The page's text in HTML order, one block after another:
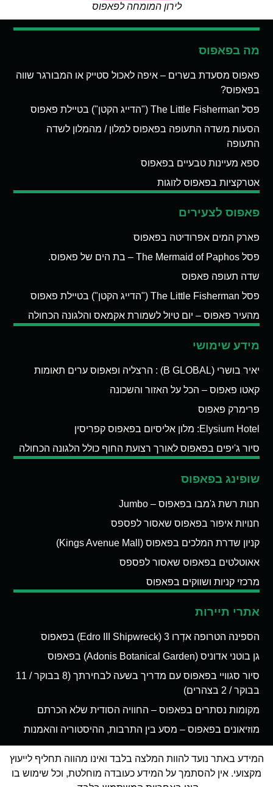
לירון המומחה לפאפוס
מה בפאפוס
פאפוס מסעדת בשרים – איפה לאכול סטייק או המבורגר שווה
בפאפוס?
פסל The Little Fisherman ("הדייג הקטן") בטיילת פאפוס
הסעות משדה התעופה בפאפוס למלון / מהמלון לשדה
התעופה
ספא מעיינות טבעיים בפאפוס
אטרקציות בפאפוס לזוגות
פאפוס לצעירים
פארק המים אפרודיטה בפאפוס
פסל The Mermaid of Paphos – בת הים של פאפוס.
שדה תעופה פאפוס
פסל The Little Fisherman ("הדייג הקטן") בטיילת פאפוס
מהעיר פאפוס – יום טיול לשמורת אקמאס והלגונה הכחולה
מידע שימושי
יאיר בושרי (B GLOBAL) : הרצליה ופאפוס ערים תאומות
קאטו פאפוס – הכל על האזור והשכונה
פרימרק פאפוס
Elysium Hotel: מלון אליסיום בפאפוס קפריסין
סיור ג'יפים בפאפוס לאורך רצועת החוף כולל הלגונה הכחולה
שופינג בפאפוס
חנות רשת ג'מבו בפאפוס – Jumbo
חנויות איפור בפאפוס שאסור לפספס
קניון שדרת המלכים בפאפוס (Kings Avenue Mall)
אאוטלטים בפאפוס שאסור לפספס
מרכזי קניות ושווקים בפאפוס
אתרי תיירות
הספינה הטרופה אדְרו 3 (Edro III Shipwreck) בפאפוס
גן בוטני אדוניס (Adonis Botanical Garden) בפאפוס
סיור סגוויי בפאפוס עם מדריך בשעה לבחירתך (8 בבוקר / 11
בבוקר / 2 בצהרים)
מקומות נסתרים בפאפוס – החוויה הסודית שלא הכרתם
מוזיאונים בפאפוס – מסע בין התרבות, ההיסטוריה והאמנות
המידע באתר נועד להוות המלצה בלבד ואינו מהווה תחליף לייעוץ
מקצועי. אין להסתמך על המידע כעובדה מוחלטת, וכל שימוש בו